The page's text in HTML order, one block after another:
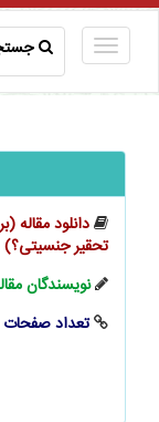
دانلود مقاله
تحقیر جنسیتی؟)
نویسندگان
تعداد صفحات : 16